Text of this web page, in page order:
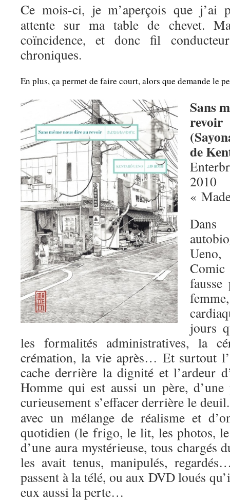
Ce mois-ci, je m’aperçois que j’ai
attente sur ma table de chevet.
coïncidence, et donc fil
chroniques.
En plus, ça permet de faire court, alors que demande le
Sans
revoir
de
2010
«
jours
les formalités administratives, la
crémation, la vie après… Et surtout
cache derrière la dignité et l’ardeur
Homme qui est aussi un père,
curieusement s’effacer derrière le deuil.
avec un mélange de réalisme et
quotidien (le frigo, le lit, les photos,
d’une aura mystérieuse, tous chargés
les avait tenus, manipulés,
passent à la télé, ou aux DVD loués
eux aussi la perte…